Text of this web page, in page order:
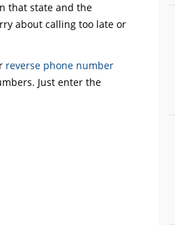
that state and the
about calling too late or
reverse phone number
Just enter the